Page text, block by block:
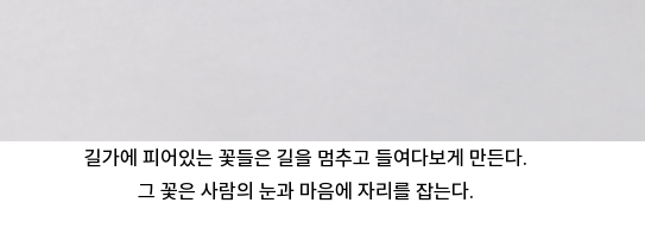
길가에 피어있는 꽃들은 길을 멈추고 들여다보게 만든다.
그 꽃은 사람의 눈과 마음에 자리를 잡는다.